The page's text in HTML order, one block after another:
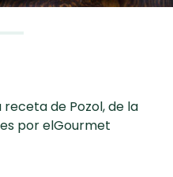
Chispas de
Chocolate
de Pozol, de la
por elGourmet